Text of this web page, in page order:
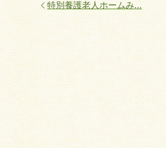
特別養護老人ホームみ...